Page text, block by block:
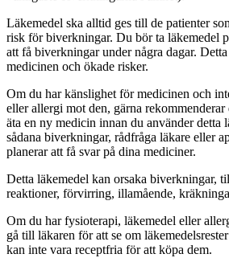
Läkemedel ska alltid ges till de patienter
risk för biverkningar. Du bör ta läkemedel
att få biverkningar under några dagar.
medicinen och ökade risker.
Om du har känslighet för medicinen och
eller allergi mot den, gärna
äta en ny medicin innan du använder detta
sådana biverkningar, rådfråga läkare eller
planerar att få svar på dina mediciner.
Detta läkemedel kan orsaka biverkningar,
reaktioner, förvirring, illamående,
Om du har fysioterapi, läkemedel eller
gå till läkaren för att se om
kan inte vara receptfria för att köpa dem.